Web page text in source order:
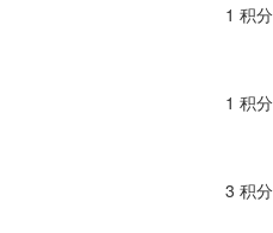
1 积分
1 积分
3 积分